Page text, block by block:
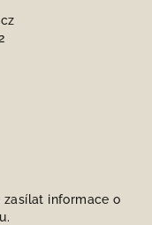
informace o